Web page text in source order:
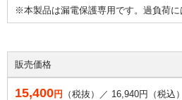
※本製品は漏電保護専用です。過負荷に
販売価格
15,400円 （税抜）／ 16,940円（税込）